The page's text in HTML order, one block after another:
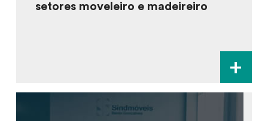
setores moveleiro e madeireiro
+